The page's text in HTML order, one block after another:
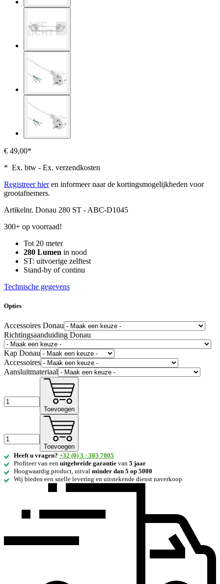
€ 49,00*
* Ex. btw - Ex. verzendkosten
Registreer hieren informeer naar de kortingsmogelijkheden voor
grootafnemers.
Artikelnr. Donau 280 ST - ABC-D1045
300+ op voorraad!
Tot 20 meter
280 Lumen in nood
ST: uitvoerige zelftest
Stand-by of continu
Technische gegevens
Opties
Accessoires Donau
Richtingsaanduiding Donau
Kap Donau
Accessoires
Aansluitmateriaal
Toevoegen
Toevoegen
Heeft u vragen? +32 (0) 3 - 303 7005
Profiteer van een uitgebreide garantie van 5 jaar
Hoogwaardig product, uitval minder dan 5 op 5000
Wij bieden een snelle levering en uitstekende dienst naverkoop